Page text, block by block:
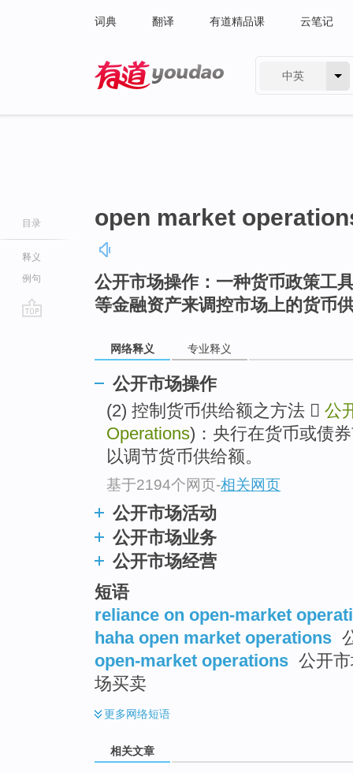
词典 翻译 有道精品课 云笔记
中英
目录
释义
例句
open market
公开市场操作：一种货币政策工
等金融资产来调控市场上的货币
网络释义 专业释义
公开市场操作
(2) 控制货币供给额之方法  公
Operations)：央行在货币或债
以调节货币供给额。
基于2194个网页-相关网页
公开市场活动
公开市场业务
公开市场经营
短语
reliance on open-market
haha open market operations
open-market operations 公开
场买卖
更多网络短语
相关文章